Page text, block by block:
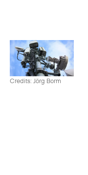
Credits: Jörg Borm